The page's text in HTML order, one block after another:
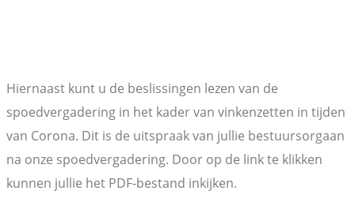
Hiernaast kunt u de beslissingen lezen van de
spoedvergadering in het kader van vinkenzetten in tijden
van Corona. Dit is de uitspraak van jullie bestuursorgaan
na onze spoedvergadering. Door op de link te klikken
kunnen jullie het PDF-bestand inkijken.